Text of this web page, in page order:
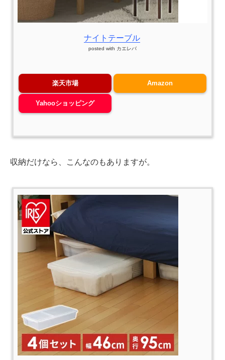
ナイトテーブル
posted with カエレバ
楽天市場 Amazon
Yahooショッピング
収納だけなら、こんなのもありますが。